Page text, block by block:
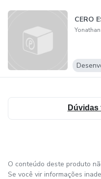
CERO
Dúvidas
O conteúdo deste produto
Se você vir informações